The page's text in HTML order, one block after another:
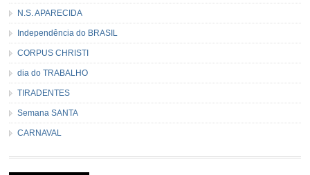
N.S. APARECIDA
Independência do BRASIL
CORPUS CHRISTI
dia do TRABALHO
TIRADENTES
Semana SANTA
CARNAVAL